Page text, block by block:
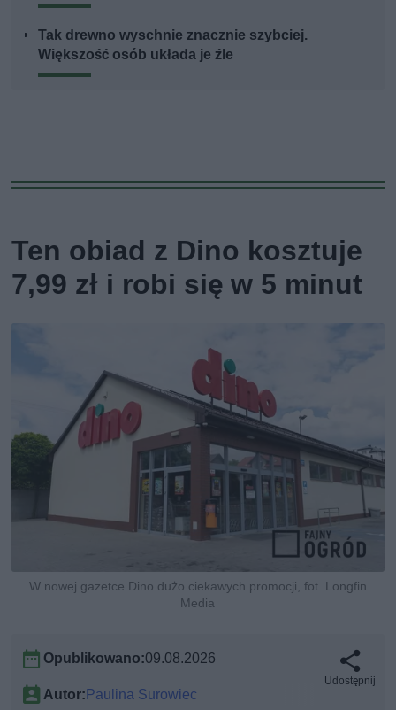
Tak drewno wyschnie znacznie szybciej.
Większość osób układa je źle
Ten obiad z Dino kosztuje
7,99 zł i robi się w 5 minut
W nowej gazetce Dino dużo ciekawych promocji, fot. Longfin
Media
Opublikowano:09.08.2026
Autor:Paulina Surowiec
Udostępnij